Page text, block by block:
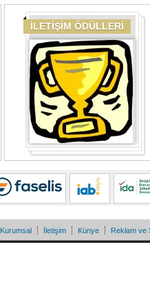
İLETİŞİM ÖDÜLLERİ
Kurumsal İletişim Künye Reklam ve